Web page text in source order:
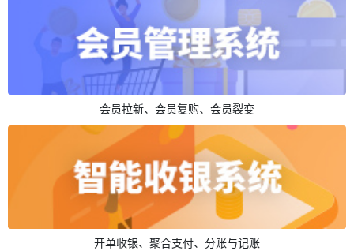
会员拉新、会员复购、会员裂变
开单收银、聚合支付、分账与记账